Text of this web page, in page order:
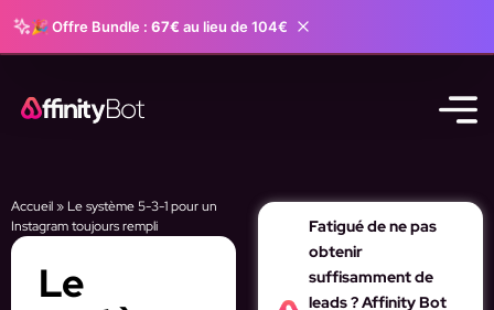
🎉 Offre Bundle : 67€ au lieu de 104€
Accueil» Le système 5-3-1 pour un
Instagram toujours rempli
Le
Fatigué de ne pas
obtenir
suffisamment de
leads ? Affinity Bot